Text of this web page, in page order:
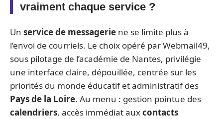
vraiment chaque service ?
Un service de messagerie ne se limite plus à
l’envoi de courriels. Le choix opéré par Webmail49,
sous pilotage de l’académie de Nantes, privilégie
une interface claire, dépouillée, centrée sur les
priorités du monde éducatif et administratif des
Pays de la Loire. Au menu : gestion pointue des
calendriers, accès immédiat auxcontacts